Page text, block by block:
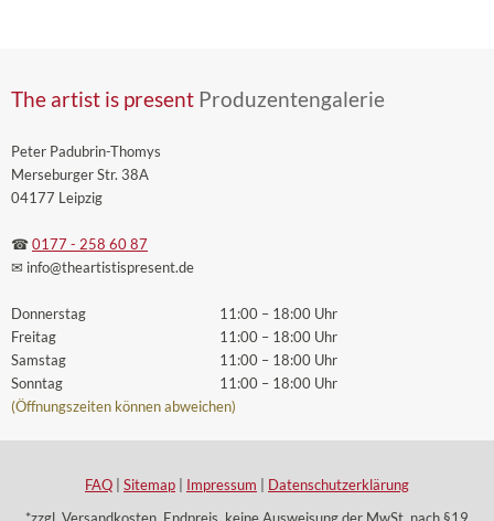
The artist is present Produzentengalerie
Peter Padubrin-Thomys
Merseburger Str. 38A
04177 Leipzig
☎ 0177 - 258 60 87
✉ info@theartistispresent.de
Donnerstag
Freitag
Samstag
Sonntag
11:00 – 18:00 Uhr
11:00 – 18:00 Uhr
11:00 – 18:00 Uhr
11:00 – 18:00 Uhr
(Öffnungszeiten können abweichen)
FAQ Sitemap Impressum
Datenschutzerklärung